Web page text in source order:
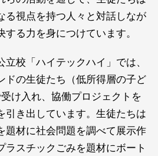
る視点を持つ人々と対話しなが
する力を身につけています。
校「ハイテックハイ」では、
ドの生徒たち（低所得層の子ど
け入れ、協働プロジェクトを
引き出しています。生徒たちは
題材に社会問題を調べて展示作
ラスチックごみを題材にボート